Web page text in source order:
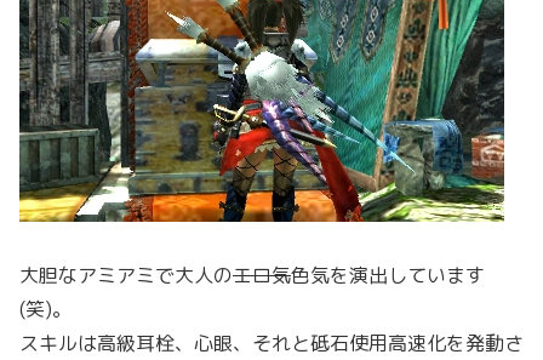
大胆なアミアミで大人のエロ気色気を演出しています
(笑)。
スキルは高級耳栓、心眼、それと砥石使用高速化を発動さ